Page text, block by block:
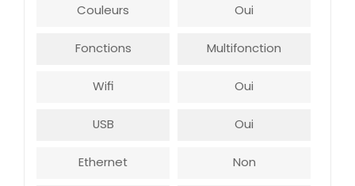
Couleurs Oui
Fonctions Multifonction
Wifi Oui
USB Oui
Ethernet Non